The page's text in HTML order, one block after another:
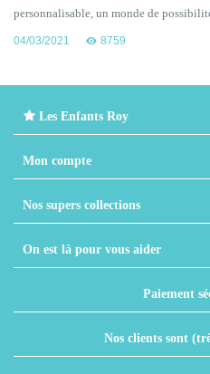
personnalisable, un monde de
04/03/2021 8759
Les Enfants Roy
Mon compte
Nos supers collections
On est là pour vous aider
Paiement
Nos clients sont